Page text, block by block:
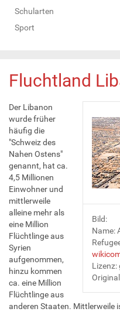
Schularten
Sport
Fluchtland
Bild:
Name:
Lizenz:
Der Libanon
wurde früher
häufig die
"Schweiz des
Nahen Ostens"
genannt, hat ca.
4,5 Millionen
Einwohner und
mittlerweile
alleine mehr als
eine Million
Flüchtlinge aus
Syrien
aufgenommen,
hinzu kommen
ca. eine Million
Flüchtlinge aus
anderen Staaten. Mittlerweile